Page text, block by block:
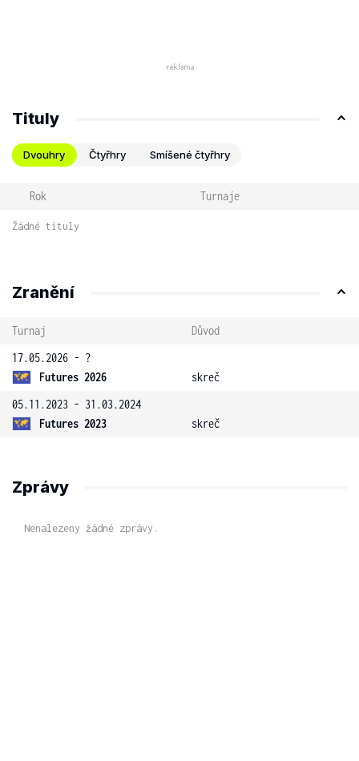
Tituly
Dvouhry Čtyřhry Smíšené čtyřhry
Rok Turnaje
Žádné tituly
Zranění
Turnaj
Důvod
17.05.2026 - ?
Futures 2026
skreč
05.11.2023 - 31.03.2024
Futures 2023
skreč
Zprávy
Nenalezeny žádné zprávy.